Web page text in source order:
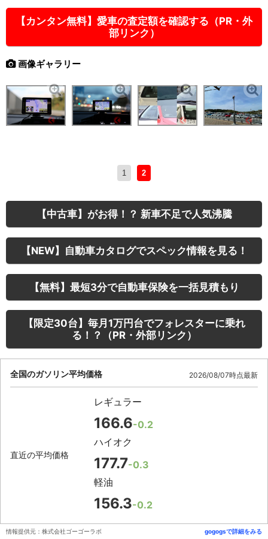
【カンタン無料】愛車の査定額を確認する（PR・外
部リンク）
画像ギャラリー
1 2
【中古車】がお得！？ 新車不足で人気沸騰
【NEW】自動車カタログでスペック情報を見る！
【無料】最短3分で自動車保険を一括見積もり
【限定30台】毎月1万円台でフォレスターに乗れ
る！？（PR・外部リンク）
全国のガソリン平均価格 2026/08/07時点最新
直近の平均価格
レギュラー
166.6-0.2
ハイオク
177.7-0.3
軽油
156.3-0.2
情報提供元：株式会社ゴーゴーラボ gogogsで詳細をみる